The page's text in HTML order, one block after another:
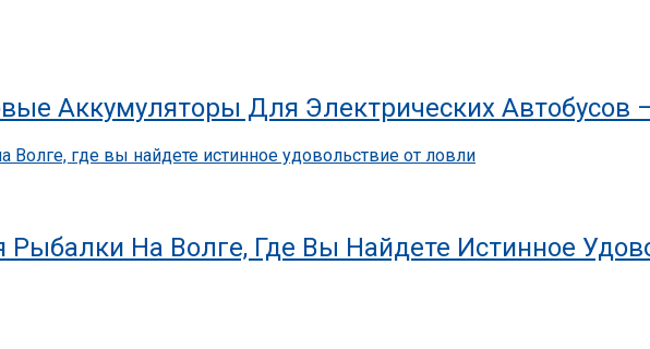
Аккумуляторы Для Электрических Автобусов
На Волге, Где Вы Найдете Истинное